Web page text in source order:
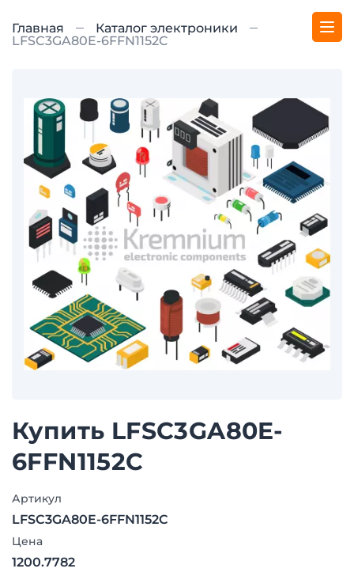
Главная
Каталог электроники
LFSC3GA80E-6FFN1152C
Купить LFSC3GA80E-
6FFN1152C
Артикул
LFSC3GA80E-6FFN1152C
Цена
1200.7782